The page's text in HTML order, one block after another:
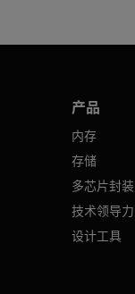
产品
内存
存储
多芯片封装
技术领导力
设计工具